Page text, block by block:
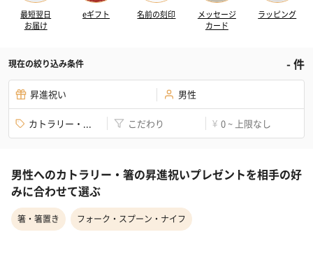
最短翌日
お届け
eギフト 名前の刻印
メッセージ
カード
ラッピング
現在の絞り込み条件 -件
昇進祝い 男性
カトラリー・... こだわり ¥ 0 ~ 上限なし
男性へのカトラリー・箸の昇進祝いプレゼントを相手の好
みに合わせて選ぶ
箸・箸置き フォーク・スプーン・ナイフ